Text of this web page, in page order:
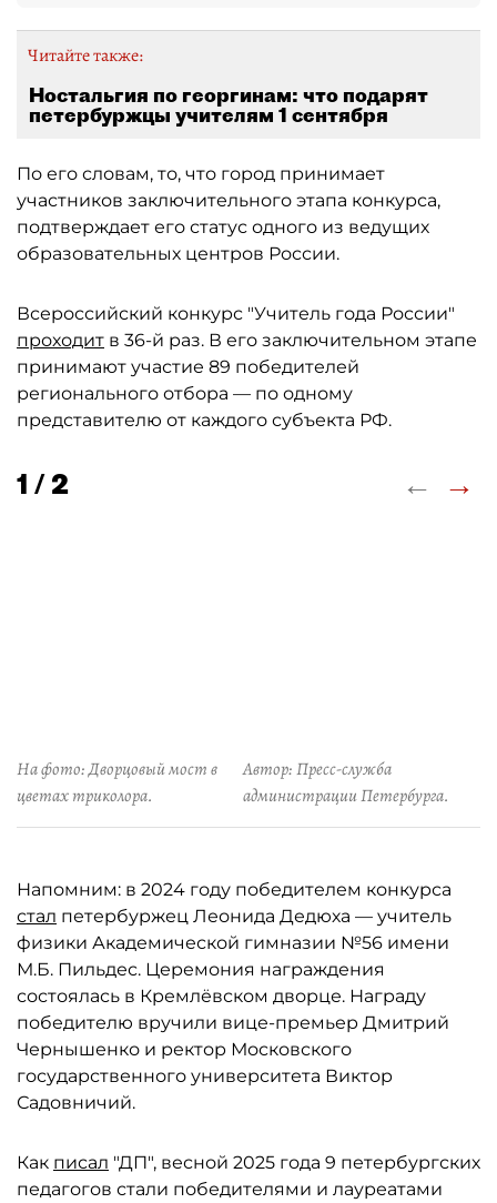
Читайте также:
Ностальгия по георгинам: что подарят
петербуржцы учителям 1 сентября
По его словам, то, что город принимает
участников заключительного этапа конкурса,
подтверждает его статус одного из ведущих
образовательных центров России.
Всероссийский конкурс "Учитель года России"
проходит в 36-й раз. В его заключительном этапе
принимают участие 89 победителей
регионального отбора — по одному
представителю от каждого субъекта РФ.
1 / 2 ← →
На фото: Дворцовый мост в
цветах триколора.
Автор: Пресс-служба
администрации Петербурга.
Напомним: в 2024 году победителем конкурса
стал петербуржец Леонида Дедюха — учитель
физики Академической гимназии №56 имени
М.Б. Пильдес. Церемония награждения
состоялась в Кремлёвском дворце. Награду
победителю вручили вице-премьер Дмитрий
Чернышенко и ректор Московского
государственного университета Виктор
Садовничий.
Как писал "ДП", весной 2025 года 9 петербургских
педагогов стали победителями и лауреатами